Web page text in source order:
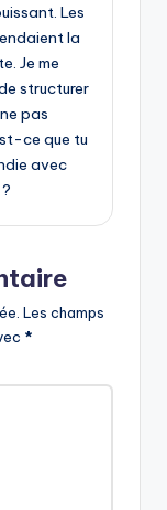
Les
la
Je me
structurer
pas
ce que tu
avec
Les champs
*